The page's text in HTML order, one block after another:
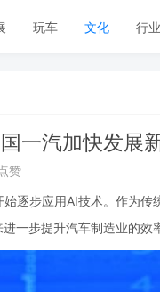
玩车 文化 行业
一汽加快发展
赞
始逐步应用AI技术。作为传
一步提升汽车制造业的效